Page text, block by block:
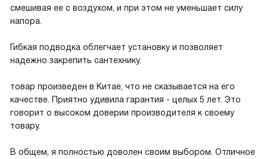
смешивая ее с воздухом, и при этом не уменьшает силу
напора.
Гибкая подводка облегчает установку и позволяет
надежно закрепить сантехнику.
товар произведен в Китае, что не сказывается на его
качестве. Приятно удивила гарантия - целых 5 лет. Это
говорит о высоком доверии производителя к своему
товару.
В общем, я полностью доволен своим выбором. Отличное